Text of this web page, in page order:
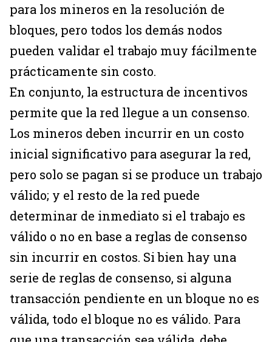
para los mineros en la resolución de
bloques, pero todos los demás nodos
pueden validar el trabajo muy fácilmente
prácticamente sin costo.
En conjunto, la estructura de incentivos
permite que la red llegue a un consenso.
Los mineros deben incurrir en un costo
inicial significativo para asegurar la red,
pero solo se pagan si se produce un trabajo
válido; y el resto de la red puede
determinar de inmediato si el trabajo es
válido o no en base a reglas de consenso
sin incurrir en costos. Si bien hay una
serie de reglas de consenso, si alguna
transacción pendiente en un bloque no es
válida, todo el bloque no es válido. Para